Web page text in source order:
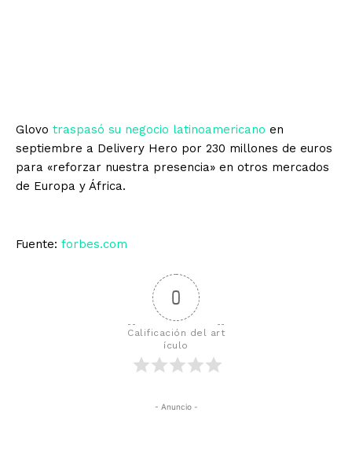
Glovo traspasó su negocio latinoamericano en
septiembre a Delivery Hero por 230 millones de euros
para «reforzar nuestra presencia» en otros mercados
de Europa y África.
Fuente: forbes.com
0
Calificación del art
ículo
- Anuncio -